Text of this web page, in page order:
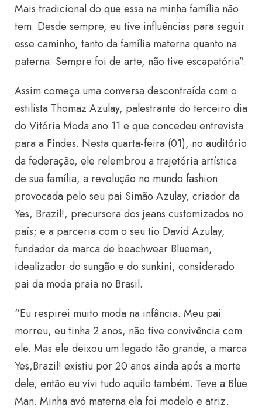
Mais tradicional do que essa na minha família não
tem. Desde sempre, eu tive influências para seguir
esse caminho, tanto da família materna quanto na
paterna. Sempre foi de arte, não tive escapatória”.
Assim começa uma conversa descontraída com o
estilista Thomaz Azulay, palestrante do terceiro dia
do Vitória Moda ano 11 e que concedeu entrevista
para a Findes. Nesta quarta-feira (01), no auditório
da federação, ele relembrou a trajetória artística
de sua família, a revolução no mundo fashion
provocada pelo seu pai Simão Azulay, criador da
Yes, Brazil!, precursora dos jeans customizados no
país; e a parceria com o seu tio David Azulay,
fundador da marca de beachwear Blueman,
idealizador do sungão e do sunkini, considerado
pai da moda praia no Brasil.
“Eu respirei muito moda na infância. Meu pai
morreu, eu tinha 2 anos, não tive convivência com
ele. Mas ele deixou um legado tão grande, a marca
Yes,Brazil! existiu por 20 anos ainda após a morte
dele, então eu vivi tudo aquilo também. Teve a Blue
Man. Minha avó materna ela foi modelo e atriz.